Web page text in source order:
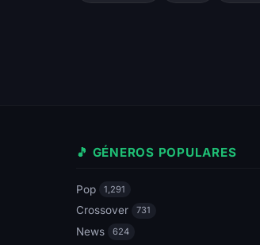
🎵 GÉNEROS POPULARES
Pop 1,291
Crossover 731
News 624